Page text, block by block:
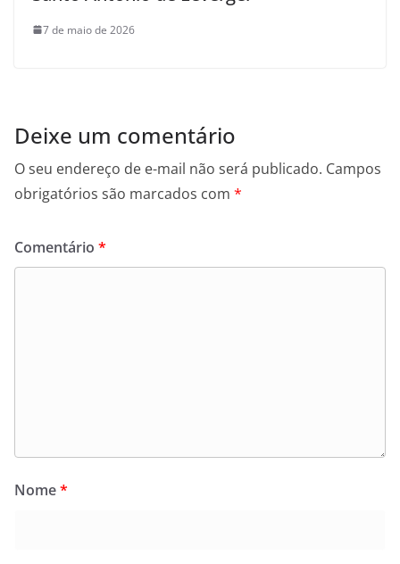
7 de maio de 2026
Deixe um comentário
O seu endereço de e-mail não será publicado. Campos
obrigatórios são marcados com *
Comentário *
Nome*